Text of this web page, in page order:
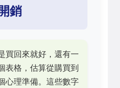
銷
買回來就好，還有一
表格，估算從購買到
心理準備。這些數字